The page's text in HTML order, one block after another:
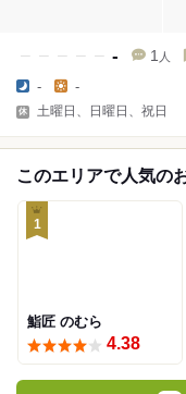
- 1 人
- -
土曜日、日曜日、祝日
このエリアで人気の
1
鮨匠 のむら
4.38